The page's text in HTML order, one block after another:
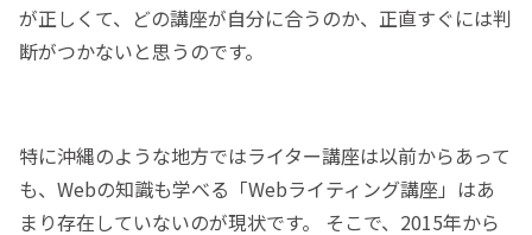
が正しくて、どの講座が自分に合うのか、正直すぐには判
断がつかないと思うのです。
特に沖縄のような地方ではライター講座は以前からあって
も、Webの知識も学べる「Webライティング講座」はあ
まり存在していないのが現状です。 そこで、2015年から